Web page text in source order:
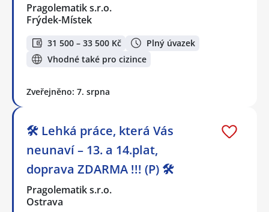
Pragolematik s.r.o.
Frýdek-Místek
31 500 – 33 500 Kč
Plný úvazek
Vhodné také pro cizince
Zveřejněno: 7. srpna
🛠️ Lehká práce, která Vás
neunaví – 13. a 14.plat,
doprava ZDARMA !!! (P) 🛠️
Pragolematik s.r.o.
Ostrava